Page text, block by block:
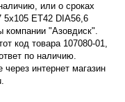
или о сроках
5x105 ET42 DIA56,6
компании "Азовдиск".
код товара 107080-01,
по наличию.
через интернет магазин